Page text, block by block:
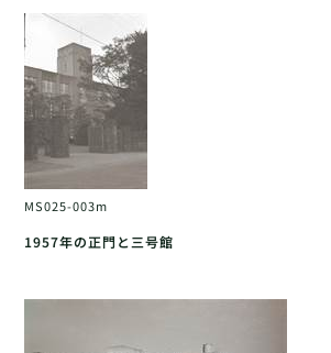
MS025-003m
1957年の正門と三号館